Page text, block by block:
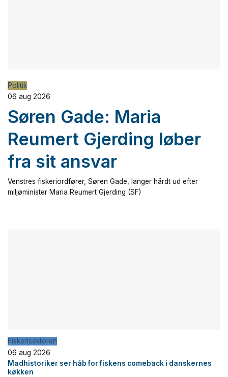
Politik
06 aug 2026
Søren Gade: Maria
Reumert Gjerding løber
fra sit ansvar
Venstres fiskeriordfører, Søren Gade, langer hårdt ud efter
miljøminister Maria Reumert Gjerding (SF)
Fiskerisektoren
06 aug 2026
Madhistoriker ser håb for fiskens comeback i danskernes
køkken